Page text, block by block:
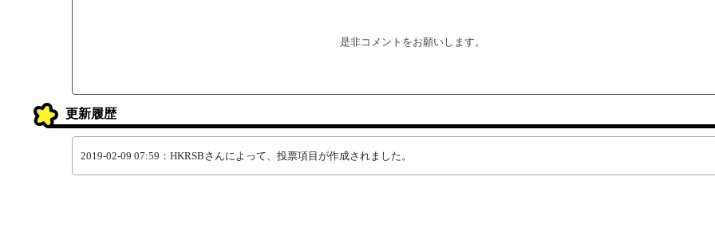
是非コメントをお願いします。
更新履歴
2019-02-09 07:59：HKRSBさんによって、投票項目が作成されました。